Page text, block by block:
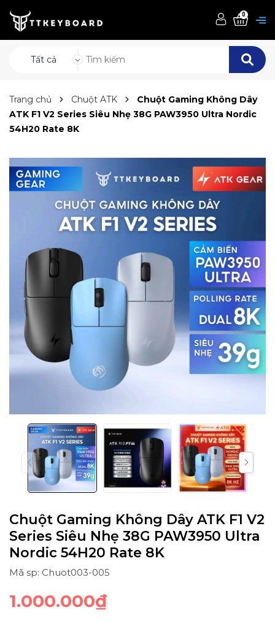
Tất cả
0
Trang chủ Chuột ATK
Chuột Gaming Không Dây
ATK F1 V2 Series Siêu Nhẹ 38G PAW3950 Ultra Nordic
54H20 Rate 8K
Chuột Gaming Không Dây ATK F1 V2
Series Siêu Nhẹ 38G PAW3950 Ultra
Nordic 54H20 Rate 8K
Mã sp: Chuot003-005
1.000.000₫